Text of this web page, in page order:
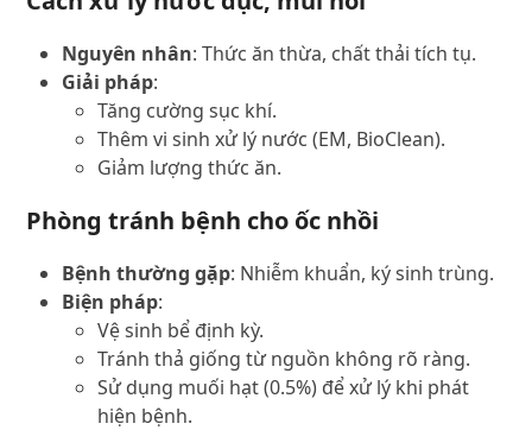
Nguyên nhân: Thức ăn thừa, chất thải tích tụ.
Giải pháp:
Tăng cường sục khí.
Thêm vi sinh xử lý nước (EM, BioClean).
Giảm lượng thức ăn.
Phòng tránh bệnh cho ốc nhồi
Bệnh thường gặp: Nhiễm khuẩn, ký sinh trùng.
Biện pháp:
Vệ sinh bể định kỳ.
Tránh thả giống từ nguồn không rõ ràng.
Sử dụng muối hạt (0.5%) để xử lý khi phát
hiện bệnh.